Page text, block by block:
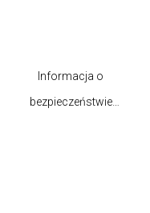
Informacja o
bezpieczeństwie